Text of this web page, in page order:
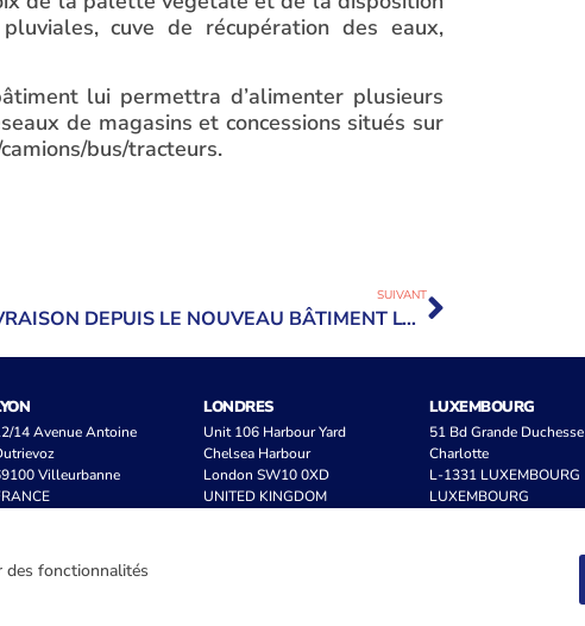
cuve de récupération des eaux,
lui permettra d’alimenter plusieurs
de magasins et concessions situés sur
bus/tracteurs.
SUIVANT
1ÈRE LIVRAISON DEPUIS LE NOUVEAU BÂTIMENT LOGISTIQUE ACTION À ENSUÈS-LA-REDONNE
14 Avenue Antoine
Villeurbanne
LONDRES
Unit 106 Harbour Yard
Chelsea Harbour
London SW10 0XD
UNITED KINGDOM
LUXEMBOURG
51 Bd Grande Duchesse
Charlotte
L-1331 LUXEMBOURG
LUXEMBOURG
des fonctionnalités